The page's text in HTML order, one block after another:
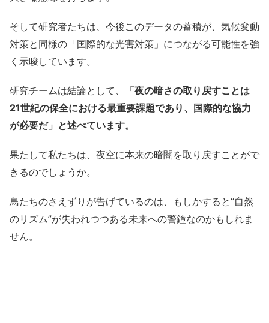
そして研究者たちは、今後このデータの蓄積が、気候変動
対策と同様の「国際的な光害対策」につながる可能性を強
く示唆しています。
研究チームは結論として、
「夜の暗さの取り戻すことは
21世紀の保全における最重要課題であり、国際的な協力
が必要だ」と述べています。
果たして私たちは、夜空に本来の暗闇を取り戻すことがで
きるのでしょうか。
鳥たちのさえずりが告げているのは、もしかすると“自然
のリズム”が失われつつある未来への警鐘なのかもしれま
せん。